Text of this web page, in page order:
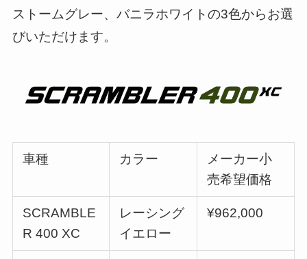
ストームグレー、バニラホワイトの3色からお選
びいただけます。
車種 カラー
メーカー小
売希望価格
SCRAMBLE
R 400 XC
レーシング
イエロー
¥962,000